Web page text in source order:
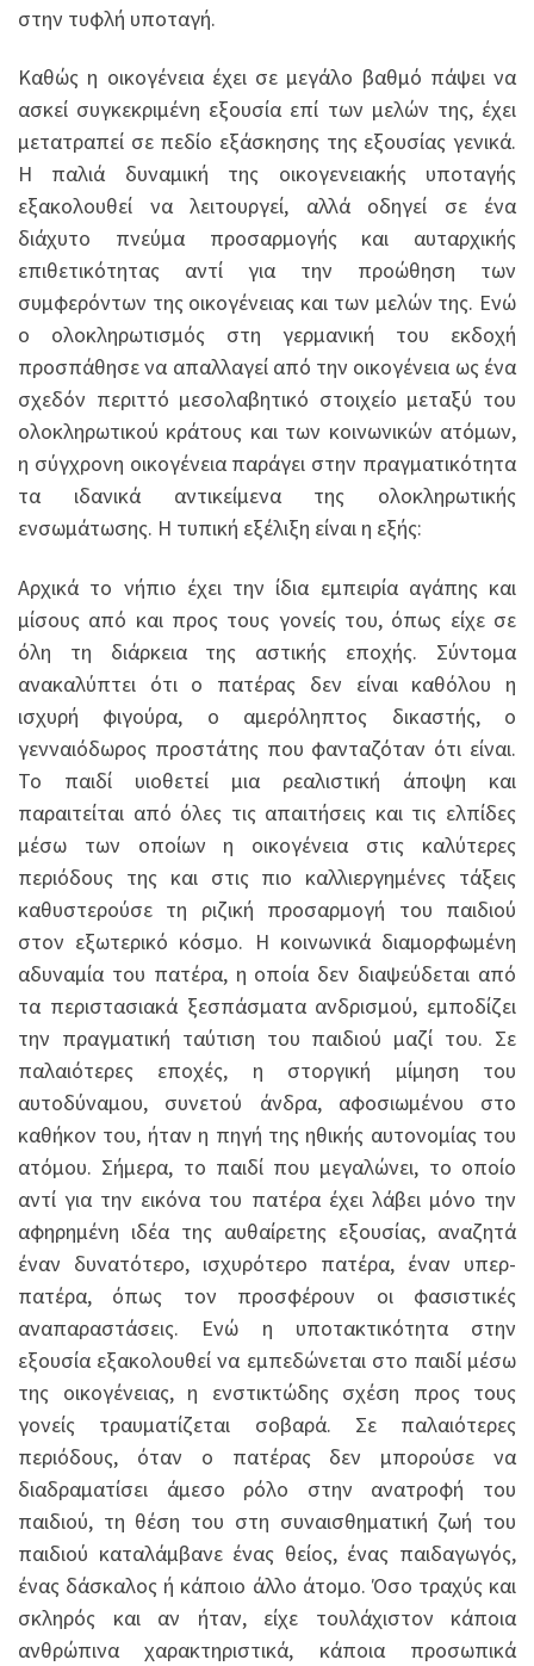
στην τυφλή υποταγή.
Καθώς η οικογένεια έχει σε μεγάλο βαθμό πάψει να
ασκεί συγκεκριμένη εξουσία επί των μελών της, έχει
μετατραπεί σε πεδίο εξάσκησης της εξουσίας γενικά.
Η παλιά δυναμική της οικογενειακής υποταγής
εξακολουθεί να λειτουργεί, αλλά οδηγεί σε ένα
διάχυτο πνεύμα προσαρμογής και αυταρχικής
επιθετικότητας αντί για την προώθηση των
συμφερόντων της οικογένειας και των μελών της. Ενώ
ο ολοκληρωτισμός στη γερμανική του εκδοχή
προσπάθησε να απαλλαγεί από την οικογένεια ως ένα
σχεδόν περιττό μεσολαβητικό στοιχείο μεταξύ του
ολοκληρωτικού κράτους και των κοινωνικών ατόμων,
η σύγχρονη οικογένεια παράγει στην πραγματικότητα
τα ιδανικά αντικείμενα της ολοκληρωτικής
ενσωμάτωσης. Η τυπική εξέλιξη είναι η εξής:
Αρχικά το νήπιο έχει την ίδια εμπειρία αγάπης και
μίσους από και προς τους γονείς του, όπως είχε σε
όλη τη διάρκεια της αστικής εποχής. Σύντομα
ανακαλύπτει ότι ο πατέρας δεν είναι καθόλου η
ισχυρή φιγούρα, ο αμερόληπτος δικαστής, ο
γενναιόδωρος προστάτης που φανταζόταν ότι είναι.
Το παιδί υιοθετεί μια ρεαλιστική άποψη και
παραιτείται από όλες τις απαιτήσεις και τις ελπίδες
μέσω των οποίων η οικογένεια στις καλύτερες
περιόδους της και στις πιο καλλιεργημένες τάξεις
καθυστερούσε τη ριζική προσαρμογή του παιδιού
στον εξωτερικό κόσμο. Η κοινωνικά διαμορφωμένη
αδυναμία του πατέρα, η οποία δεν διαψεύδεται από
τα περιστασιακά ξεσπάσματα ανδρισμού, εμποδίζει
την πραγματική ταύτιση του παιδιού μαζί του. Σε
παλαιότερες εποχές, η στοργική μίμηση του
αυτοδύναμου, συνετού άνδρα, αφοσιωμένου στο
καθήκον του, ήταν η πηγή της ηθικής αυτονομίας του
ατόμου. Σήμερα, το παιδί που μεγαλώνει, το οποίο
αντί για την εικόνα του πατέρα έχει λάβει μόνο την
αφηρημένη ιδέα της αυθαίρετης εξουσίας, αναζητά
έναν δυνατότερο, ισχυρότερο πατέρα, έναν υπερ-
πατέρα, όπως τον προσφέρουν οι φασιστικές
αναπαραστάσεις. Ενώ η υποτακτικότητα στην
εξουσία εξακολουθεί να εμπεδώνεται στο παιδί μέσω
της οικογένειας, η ενστικτώδης σχέση προς τους
γονείς τραυματίζεται σοβαρά. Σε παλαιότερες
περιόδους, όταν ο πατέρας δεν μπορούσε να
διαδραματίσει άμεσο ρόλο στην ανατροφή του
παιδιού, τη θέση του στη συναισθηματική ζωή του
παιδιού καταλάμβανε ένας θείος, ένας παιδαγωγός,
ένας δάσκαλος ή κάποιο άλλο άτομο. Όσο τραχύς και
σκληρός και αν ήταν, είχε τουλάχιστον κάποια
ανθρώπινα χαρακτηριστικά, κάποια προσωπικά